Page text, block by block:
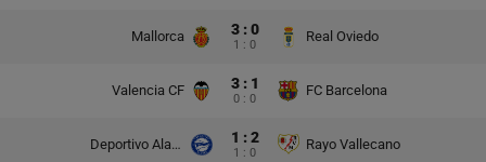
Mallorca 3 : 0
1 : 0
Real Oviedo
Valencia CF 3 : 1
0 : 0
FC Barcelona
Deportivo Alaves 1 : 2
1 : 0
Rayo Vallecano